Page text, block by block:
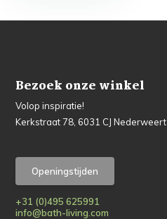
Bezoek onze winkel
Volop inspiratie!
Kerkstraat 78, 6031 CJ Nederweert
Openingstijden
+31 (0)495 625991
info@bath-living.com